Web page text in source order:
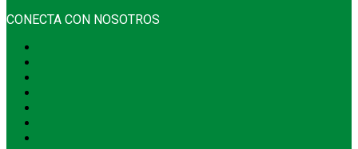
CONECTA CON NOSOTROS